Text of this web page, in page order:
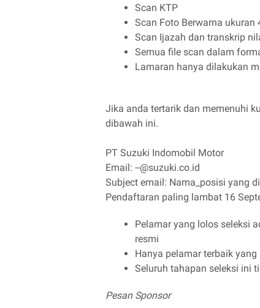
Scan KTP
Scan Foto Berwarna ukuran
Scan Ijazah dan transkrip
Semua file scan dalam
Lamaran hanya dilakukan
Jika anda tertarik dan memenuhi
dibawah ini.
PT Suzuki Indomobil Motor
Email: --@suzuki.co.id
Subject email: Nama_posisi yang
Pendaftaran paling lambat 16
Pelamar yang lolos seleksi
resmi
Hanya pelamar terbaik
Seluruh tahapan seleksi ini
Pesan Sponsor